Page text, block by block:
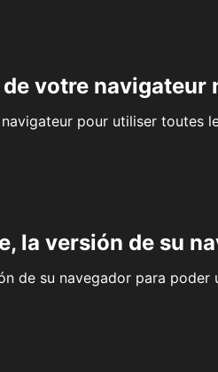
votre navigateur
pour utiliser toutes
la versión de su
de su navegador para